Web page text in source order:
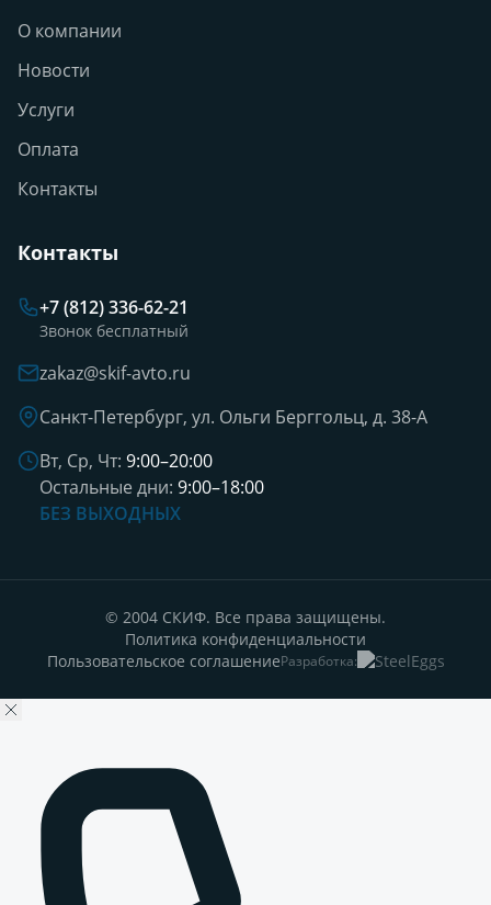
О компании
Новости
Услуги
Оплата
Контакты
Контакты
+7 (812) 336-62-21
Звонок бесплатный
zakaz@skif-avto.ru
Санкт-Петербург, ул. Ольги Берггольц, д. 38-А
Вт, Ср, Чт: 9:00–20:00
Остальные дни: 9:00–18:00
БЕЗ ВЫХОДНЫХ
© 2004 СКИФ. Все права защищены.
Политика конфиденциальности
Пользовательское соглашениеРазработка: